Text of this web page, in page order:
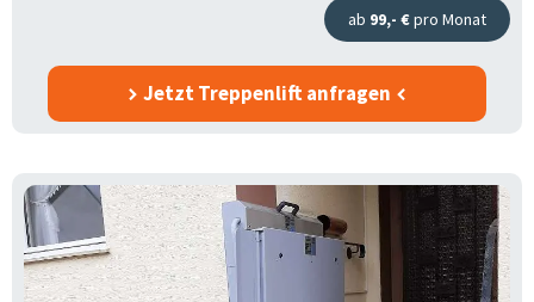
ab 99,- €pro Monat
Jetzt Treppenlift anfragen